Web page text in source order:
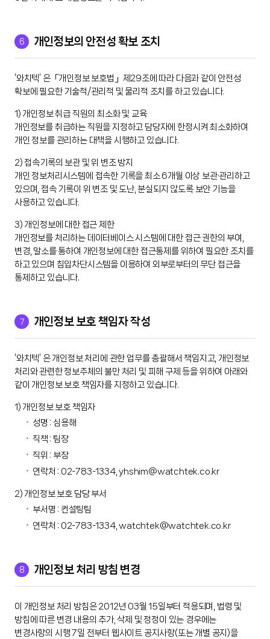
6 개인정보의 안전성 확보 조치
‘와치텍’ 은「개인정보 보호법」제29조에 따라 다음과 같이 안전성
확보에 필요한 기술적/관리적 및 물리적 조치를 하고 있습니다.
1) 개인정보 취급 직원의 최소화 및 교육
개인정보를 취급하는 직원을 지정하고 담당자에 한정시켜 최소화하여
개인 정보를 관리하는 대책을 시행하고 있습니다.
2) 접속기록의 보관 및 위 변조 방지
개인 정보처리시스템에 접속한 기록을 최소 6개월 이상 보관·관리하고
있으며, 접속 기록이 위 변조 및 도난, 분실되지 않도록 보안 기능을
사용하고 있습니다.
3) 개인정보에 대한 접근 제한
개인정보를 처리하는 데이터베이스 시스템에 대한 접근 권한의 부여,
변경, 말소를 통하여 개인정보에 대한 접근통제를 위하여 필요한 조치를
하고 있으며 침입차단시스템을 이용하여 외부로부터의 무단 접근을
통제하고 있습니다.
7 개인정보 보호 책임자 작성
‘와치텍’ 은 개인정보 처리에 관한 업무를 총괄해서 책임지고, 개인정보
처리와 관련한 정보주체의 불만 처리 및 피해 구제 등을 위하여 아래와
같이 개인정보 보호 책임자를 지정하고 있습니다.
1) 개인정보 보호 책임자
성명 : 심용해
직책 : 팀장
직위 : 부장
연락처 : 02-783-1334, yhshim@watchtek.co.kr
2) 개인정보 보호 담당 부서
부서명 : 컨설팅팀
연락처 : 02-783-1334, watchtek@watchtek.co.kr
8 개인정보 처리 방침 변경
이 개인정보 처리 방침은 2012년 03월 15일부터 적용되며, 법령 및
방침에 따른 변경 내용의 추가, 삭제 및 정정이 있는 경우에는
변경사항의 시행 7일 전부터 웹사이트 공지사항(또는 개별 공지)을